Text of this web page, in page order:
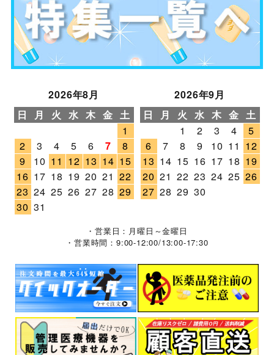
2026年8月
日
月 火 水 木 金 土
1
2
3 4 5 6 7
8
9
10 11 12 13 14 15
16 17 18 19 20 21 22
23 24 25 26 27 28 29
30 31
2026年9月
日
月 火 水 木 金 土
1
2 3 4
5
6
7 8 9 10 11 12
13 14 15 16 17 18 19
20 21 22 23 24 25 26
27 28 29 30
・営業日：月曜日～金曜日
・営業時間：9:00-12:00/13:00-17:30